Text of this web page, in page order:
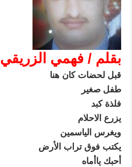
بقلم / فهمي الزريقي
قبل لحضات كان هنا
طفل صغير
فلذة كبد
يزرع الاحلام
ويغرس الياسمين
يكتب فوق تراب الأرض
أحبك ياأماه